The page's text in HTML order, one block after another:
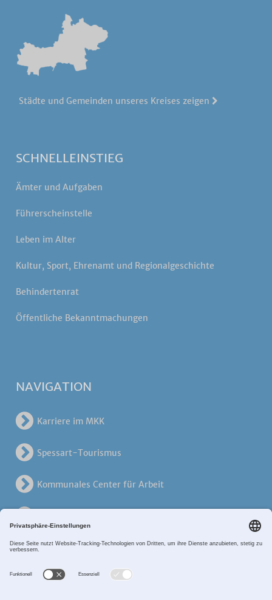
Städte und Gemeinden unseres Kreises zeigen
SCHNELLEINSTIEG
Ämter und Aufgaben
Führerscheinstelle
Leben im Alter
Kultur, Sport, Ehrenamt und Regionalgeschichte
Behindertenrat
Öffentliche Bekanntmachungen
NAVIGATION
Karriere im MKK
Spessart-Tourismus
Kommunales Center für Arbeit
Alten- und Pflegezentren
Breitband MKK